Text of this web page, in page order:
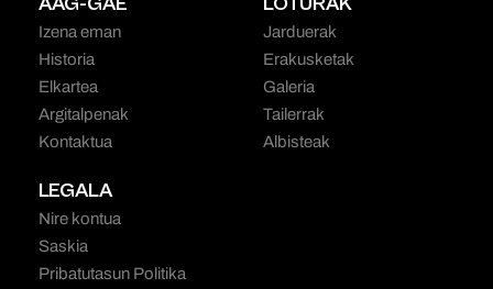
Izena eman
Historia
Elkartea
Argitalpenak
Kontaktua
Jarduerak
Erakusketak
Galeria
Tailerrak
Albisteak
LEGALA
Nire kontua
Saskia
Pribatutasun Politika